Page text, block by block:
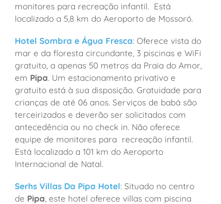
monitores para recreação infantil. Está
localizado a 5,8 km do Aeroporto de Mossoró.
Hotel Sombra e Água Fresca: Oferece vista do
mar e da floresta circundante, 3 piscinas e WiFi
gratuito, a apenas 50 metros da Praia do Amor,
em Pipa. Um estacionamento privativo e
gratuito está à sua disposição. Gratuidade para
crianças de até 06 anos. Serviços de babá são
terceirizados e deverão ser solicitados com
antecedência ou no check in. Não oferece
equipe de monitores para recreação infantil.
Está localizado a 101 km do Aeroporto
Internacional de Natal.
Serhs Villas Da Pipa Hotel: Situado no centro
de Pipa, este hotel oferece villas com piscina